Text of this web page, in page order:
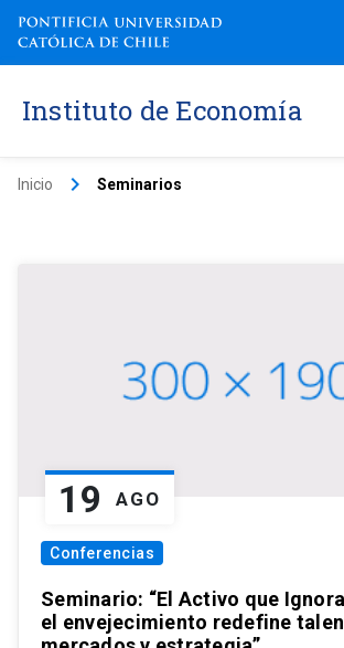
Instituto de Economía
Inicio keyboard_arrow_right Seminarios
19 AGO
Conferencias
Seminario: “El Activo que
el envejecimiento redefine